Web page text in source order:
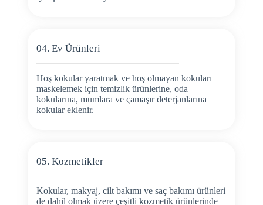
04. Ev Ürünleri
Hoş kokular yaratmak ve hoş olmayan kokuları
maskelemek için temizlik ürünlerine, oda
kokularına, mumlara ve çamaşır deterjanlarına
kokular eklenir.
05. Kozmetikler
Kokular, makyaj, cilt bakımı ve saç bakımı ürünleri
de dahil olmak üzere çeşitli kozmetik ürünlerinde